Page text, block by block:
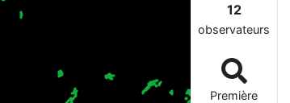
12
observateurs
Première